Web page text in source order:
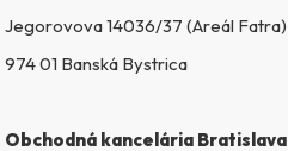
Jegorovova 14036/37 (Areál Fatra)
974 01 Banská Bystrica
Obchodná kancelária Bratislava